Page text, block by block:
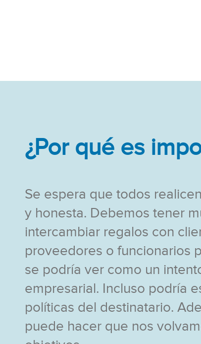
¿Por qué es
Se espera que todos
y honesta. Debemos tener
intercambiar regalos con
proveedores o funcionarios
se podría ver como un
empresarial. Incluso podría
políticas del destinatario.
puede hacer que nos